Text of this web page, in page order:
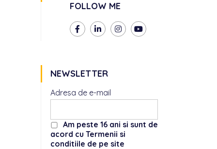
FOLLOW ME
NEWSLETTER
Adresa de e-mail
Am peste 16 ani si sunt de
acord cu Termenii si
conditiile de pe site